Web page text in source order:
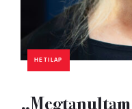
HETILAP
„Megtanultam